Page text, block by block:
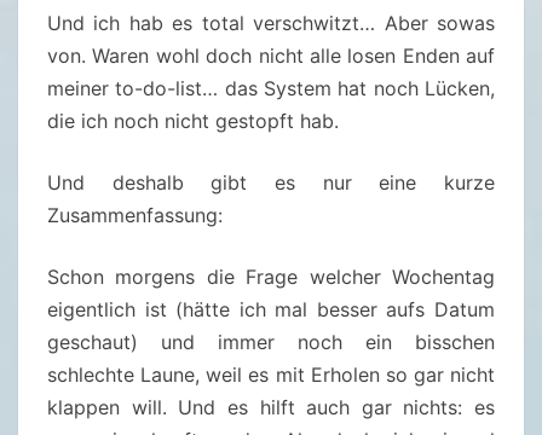
A
U
G
U
T
2
1
Und ich hab es total verschwitzt… Aber sowas
von. Waren wohl doch nicht alle losen Enden auf
meiner to-do-list… das System hat noch Lücken,
die ich noch nicht gestopft hab.
Und deshalb gibt es nur eine kurze
Zusammenfassung:
Schon morgens die Frage welcher Wochentag
eigentlich ist (hätte ich mal besser aufs Datum
geschaut) und immer noch ein bisschen
schlechte Laune, weil es mit Erholen so gar nicht
klappen will. Und es hilft auch gar nichts: es